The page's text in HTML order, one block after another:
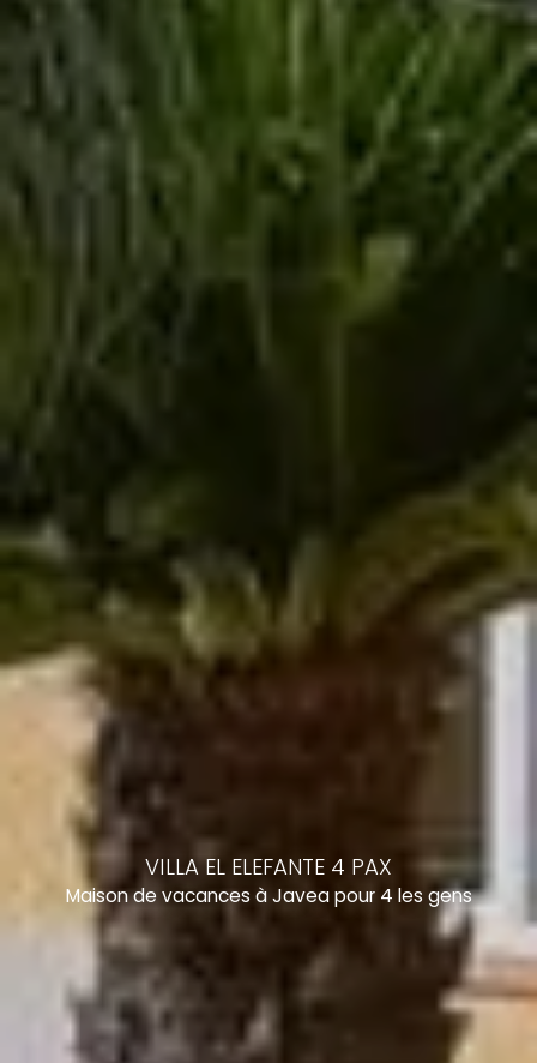
VILLA EL ELEFANTE 4 PAX
Maison de vacances à Javea pour 4 les gens